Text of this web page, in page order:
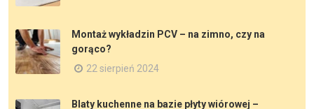
Montaż wykładzin PCV – na zimno, czy na
gorąco?
22 sierpień 2024
Blaty kuchenne na bazie płyty wiórowej –